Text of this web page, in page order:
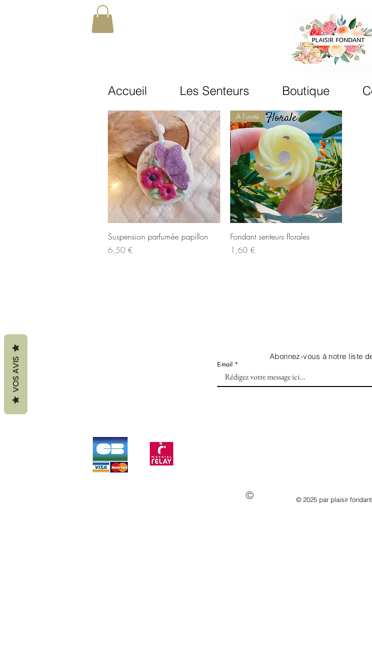
Accueil Les Senteurs Boutique
Aperçu rapide
Suspension parfumée papillon
Prix
6,50 €
Aperçu rapide
A l'unité
Fondant senteurs florales
Prix
1,60 €
Abonnez-vous à notre liste
E-mail
© © 2025 par plaisir fondant
VOS AVIS